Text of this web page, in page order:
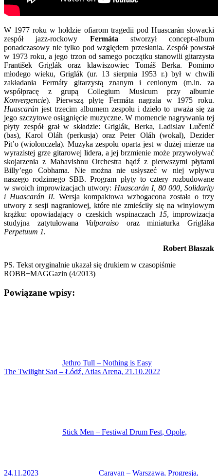
W 1977 roku w hołdzie ofiarom tragedii pod Huascarán słowacki
zespół jazz-rockowy Fermáta stworzył concept-album
ponadczasowy nie tylko pod względem przesłania. Zespół powstał
w 1973 roku, a jego trzon od samego początku stanowili gitarzysta
František Griglák oraz klawiszowiec Tomáš Berka. Pomimo
młodego wieku, Griglák (ur. 13 sierpnia 1953 r.) był w chwili
zakładania Fermáty gitarzystą znanym i cenionym (m.in. za
współpracę z grupą Collegium Musicum przy albumie
Konvergencie). Pierwszą płytę Fermáta nagrała w 1975 roku.
Huascarán jest trzecim albumem zespołu i dzieło to uważa się za
jego szczytowe osiągnięcie muzyczne. W momencie nagrywania tej
płyty zespół grał w składzie: Griglák, Berka, Ladislav Lučenič
(bas), Karol Oláh (perkusja) oraz Peter Oláh (wokal), Dezider
Pit’o (wiolonczela). Muzyka zespołu oparta jest w dużej mierze na
wyrazistej grze gitarowej lidera, a jej brzmienie może przywoływać
skojarzenia z Mahavishnu Orchestra bądź z pierwszymi płytami
Billy’ego Cobhama. Nie można nie usłyszeć w niej wpływu
naszego rodzimego SBB. Program płyty to cztery rozbudowane
w swoich improwizacjach utwory: Huascarán I, 80 000, Solidarity
i Huascarán II. Wersja kompaktowa wzbogacona została o trzy
utwory z sesji nagraniowej, które nie zmieściły się na winylowym
krążku: opowiadający o czeskich wspinaczach
15, improwizacja
studyjna zatytułowana Valparaiso oraz miniaturka Grigláka
Perpetuum 1.
Robert Błaszak
PS. Tekst oryginalnie ukazał się drukiem w czasopiśmie
ROBB+MAGGazin (4/2013)
Powiązane wpisy:
Jethro Tull – Nothing is Easy
The Twilight Sad – Łódź, Atlas Arena, 21.10.2022
Stick Men – Festiwal Drum Fest, Opole,
24.11.2023
Caravan – Warszawa, Progresja,